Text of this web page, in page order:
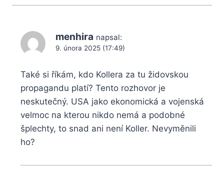
menhira napsal:
9. února 2025 (17:49)
Také si říkám, kdo Kollera za tu židovskou
propagandu platí? Tento rozhovor je
neskutečný. USA jako ekonomická a vojenská
velmoc na kterou nikdo nemá a podobné
šplechty, to snad ani není Koller. Nevyměnili
ho?